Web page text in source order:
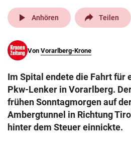
pin_drop
Wien
search
eingeben
play_arrow Anhören Teilen
Von Vorarlberg-Krone
Im Spital endete die Fahrt für
Pkw-Lenker in Vorarlberg.
frühen Sonntagmorgen auf
Ambergtunnel in Richtung
hinter dem Steuer einnickte.